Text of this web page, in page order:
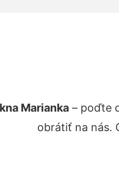
Marianka – poďte
obrátiť na nás.